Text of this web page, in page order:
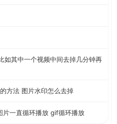
如其中一个视频中间去掉几分钟再
方法 图片水印怎么去掉
片一直循环播放 gif循环播放